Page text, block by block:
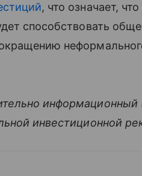
, что означает,
способствовать
информационный
инвестиционной